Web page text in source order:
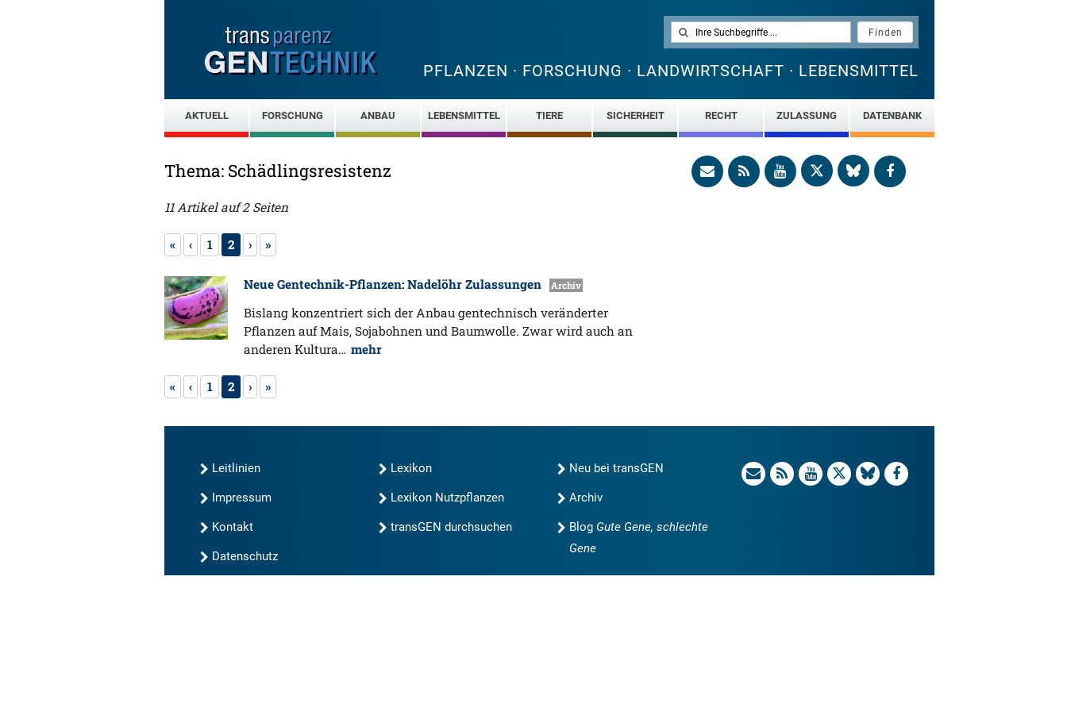
PFLANZEN · FORSCHUNG · LANDWIRTSCHAFT · LEBENSMITTEL
AKTUELL FORSCHUNG ANBAU LEBENSMITTEL TIERE SICHERHEIT RECHT ZULASSUNG DATENBANK
Thema: Schädlingsresistenz
11 Artikel auf 2 Seiten
« ‹ 1 2 › »
Neue Gentechnik-Pflanzen: Nadelöhr Zulassungen Archiv
Bislang konzentriert sich der Anbau gentechnisch veränderter
Pflanzen auf Mais, Sojabohnen und Baumwolle. Zwar wird auch an
anderen Kultura… mehr
« ‹ 1 2 › »
Leitlinien
Impressum
Kontakt
Datenschutz
Lexikon
Lexikon Nutzpflanzen
transGEN durchsuchen
Neu bei transGEN
Archiv
Blog Gute Gene, schlechte
Gene